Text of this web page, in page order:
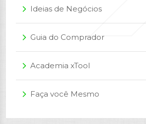
arrow_forward_ios Ideias de Negócios
arrow_forward_ios Guia do Comprador
arrow_forward_ios Academia xTool
arrow_forward_ios Faça você Mesmo